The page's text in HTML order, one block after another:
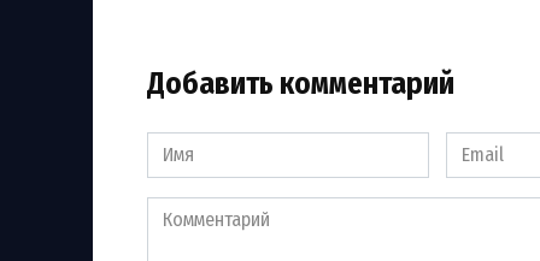
Добавить комментарий
Имя
*
Email
*
Комментарий